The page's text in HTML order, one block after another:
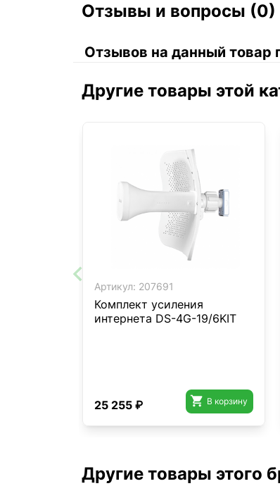
Отзывы и вопросы (0)
Отзывов на данный товар
Другие товары этой
Артикул: 207691
Комплект усиления
интернета DS-4G-19/6KIT
25 255 ₽  В корзину
Другие товары этого